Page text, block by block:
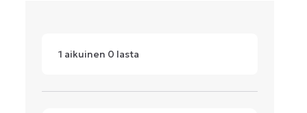
1 aikuinen 0 lasta